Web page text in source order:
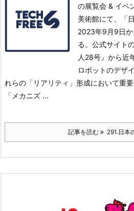
の展覧会 & イベ
美術館にて、「
2023年9月9日か
る。 公式サイト
人28号』から近
ロボットのデザ
れらの「リアリティ」形成において重
「メカニズ ...
記事を読む 291.日本